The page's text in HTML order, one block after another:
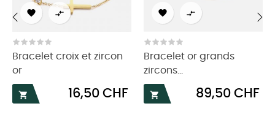
 
Bracelet croix et zircon
or

Prix
16,50 CHF
 
Bracelet or grands
zircons...

Prix
89,50 CHF
‹